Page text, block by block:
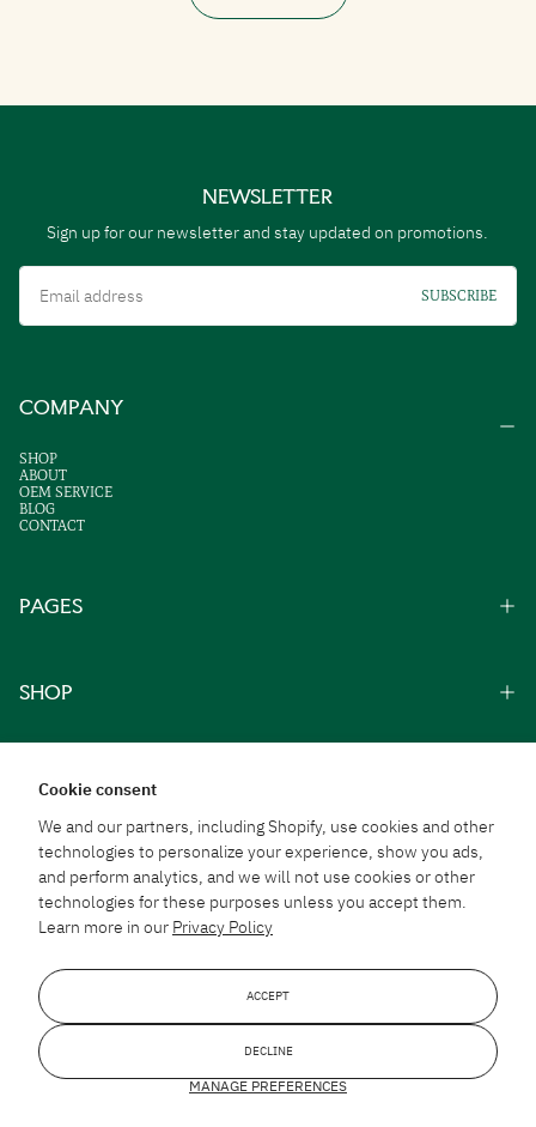
Cookie consent
We and our partners, including Shopify, use cookies and other
technologies to personalize your experience, show you ads,
and perform analytics, and we will not use cookies or other
technologies for these purposes unless you accept them.
Learn more in ourPrivacy Policy
MANAGE PREFERENCES
ACCEPT
DECLINE
NEWSLETTER
Sign up for our newsletter and stay updated on promotions.
SUBSCRIBE
COMPANY
SHOP
ABOUT
OEM SERVICE
BLOG
CONTACT
PAGES
SHOP
From Thai Traditions
To Everyday Well-Being
© 2026 PHOYOK HERB CO.,LTD All rights reserved. Web by